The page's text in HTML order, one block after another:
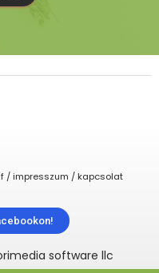
/ impresszum / kapcsolat
software llc